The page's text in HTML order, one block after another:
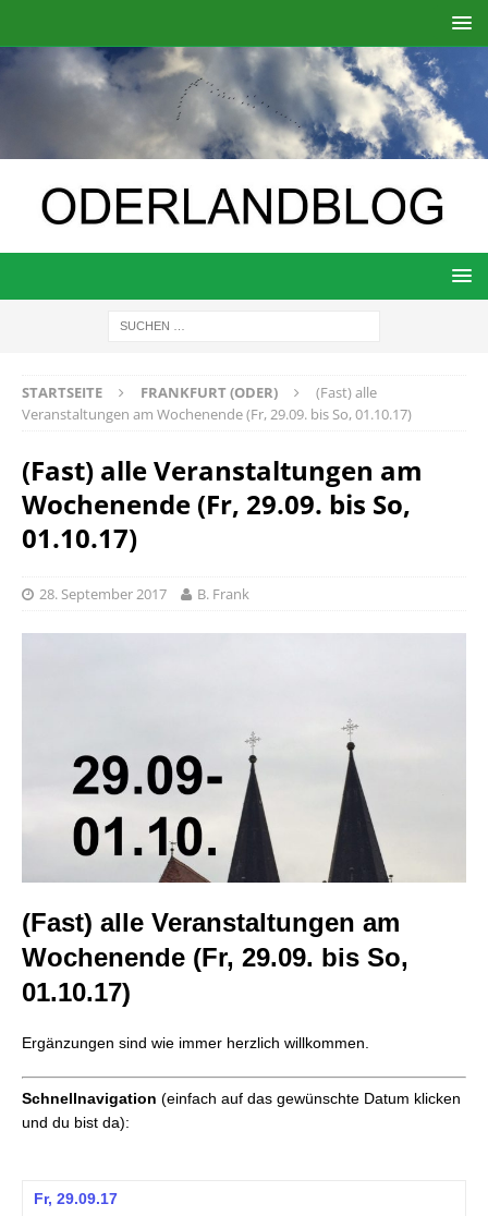
STARTSEITE FRANKFURT (ODER)
(Fast) alle
Veranstaltungen am Wochenende (Fr, 29.09. bis So, 01.10.17)
(Fast) alle Veranstaltungen am
Wochenende (Fr, 29.09. bis So,
01.10.17)
28. September 2017 B. Frank
(Fast) alle Veranstaltungen am
Wochenende (Fr, 29.09. bis So,
01.10.17)
Ergänzungen sind wie immer herzlich willkommen.
Schnellnavigation (einfach auf das gewünschte Datum klicken
und du bist da):
Fr, 29.09.17